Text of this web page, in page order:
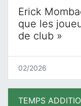
Erick
que les
de club »
02/2026
TEMPS